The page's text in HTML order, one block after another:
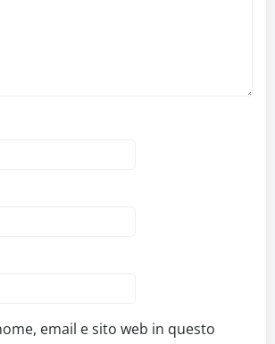
email e sito web in questo